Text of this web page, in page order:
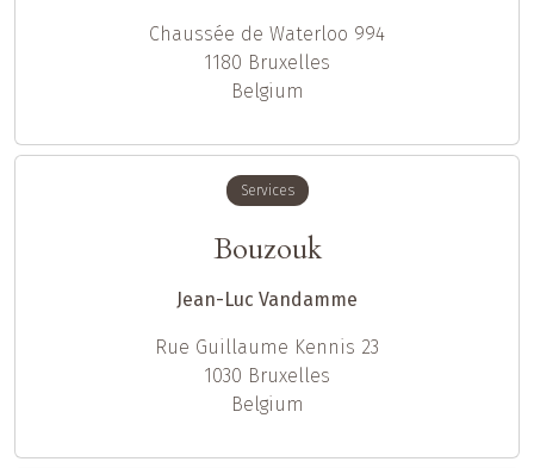
Chaussée de Waterloo 994
1180 Bruxelles
Belgium
Services
Bouzouk
Jean-Luc Vandamme
Rue Guillaume Kennis 23
1030 Bruxelles
Belgium